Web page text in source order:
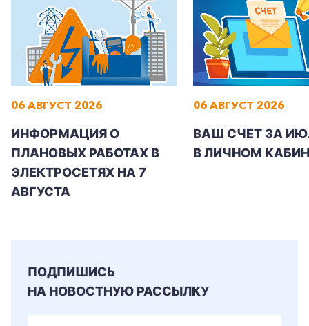
06 АВГУСТ 2026
ИНФОРМАЦИЯ О
ПЛАНОВЫХ РАБОТАХ В
ЭЛЕКТРОСЕТЯХ НА 7
АВГУСТА
06 АВГУСТ 2026
ВАШ СЧЕТ ЗА
В ЛИЧНОМ
ПОДПИШИСЬ
НА НОВОСТНУЮ РАССЫЛКУ